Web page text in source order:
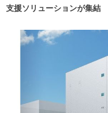
支援ソリューションが集結